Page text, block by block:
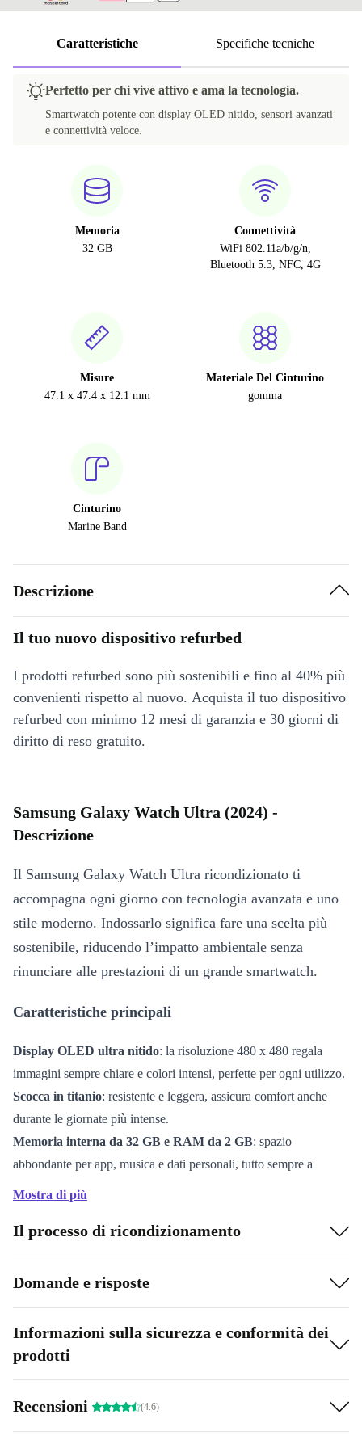
Caratteristiche Specifiche tecniche
Perfetto per chi vive attivo e ama la tecnologia.
Smartwatch potente con display OLED nitido, sensori avanzati
e connettività veloce.
Memoria
32 GB
Connettività
WiFi 802.11a/b/g/n,
Bluetooth 5.3, NFC, 4G
Misure
47.1 x 47.4 x 12.1 mm
Materiale Del Cinturino
gomma
Cinturino
Marine Band
Descrizione
Il tuo nuovo dispositivo refurbed
I prodotti refurbed sono più sostenibili e fino al 40% più
convenienti rispetto al nuovo. Acquista il tuo dispositivo
refurbed con minimo 12 mesi di garanzia e 30 giorni di
diritto di reso gratuito.
Samsung Galaxy Watch Ultra (2024) -
Descrizione
Il Samsung Galaxy Watch Ultra ricondizionato ti
accompagna ogni giorno con tecnologia avanzata e uno
stile moderno. Indossarlo significa fare una scelta più
sostenibile, riducendo l’impatto ambientale senza
rinunciare alle prestazioni di un grande smartwatch.
Caratteristiche principali
Display OLED ultra nitido: la risoluzione 480 x 480 regala
immagini sempre chiare e colori intensi, perfette per ogni utilizzo.
Scocca in titanio: resistente e leggera, assicura comfort anche
durante le giornate più intense.
Memoria interna da 32 GB e RAM da 2 GB: spazio
abbondante per app, musica e dati personali, tutto sempre a
portata di polso.
con il tuo smartphone per notifiche, chiamate e tanto altro.
Sensori avanzati: accelerometro, giroscopio, sensore di
luminosità, barometro e termometro monitorano le tue attività e il
Dimensioni ottimizzate
Scegliere un Galaxy Watch Ultra ricondizionato significa
Mostra di più
Il processo di ricondizionamento
Domande e risposte
Informazioni sulla sicurezza e conformità dei
prodotti
Recensioni (4.6)